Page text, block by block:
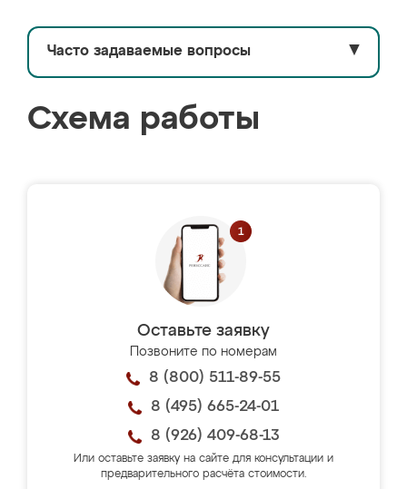
Часто задаваемые вопросы ▼
Схема работы
Оставьте заявку
Позвоните по номерам
8 (800) 511-89-55
8 (495) 665-24-01
8 (926) 409-68-13
Или оставьте заявку на сайте для консультации и
предварительного расчёта стоимости.